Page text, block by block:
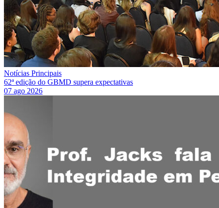
Notícias Principais
62ª edição do GBMD supera expectativas
07 ago 2026